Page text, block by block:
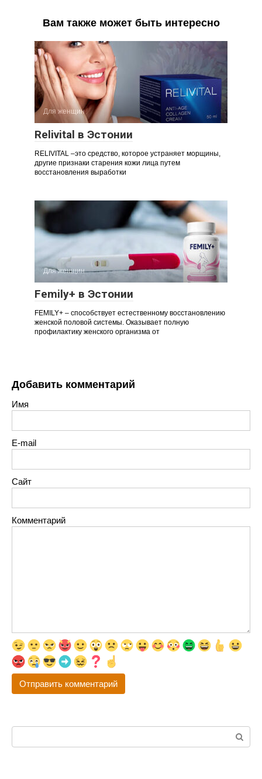
Вам также может быть интересно
Для женщин
Relivital в Эстонии
RELIVITAL –это средство, которое устраняет морщины,
другие признаки старения кожи лица путем
восстановления выработки
Для женщин
Femily+ в Эстонии
FEMILY+ – способствует естественному восстановлению
женской половой системы. Оказывает полную
профилактику женского организма от
Добавить комментарий
Имя
E-mail
Сайт
Комментарий